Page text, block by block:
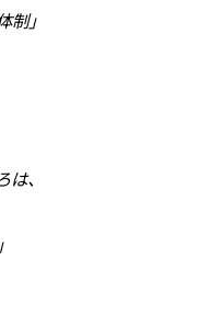
制」
、